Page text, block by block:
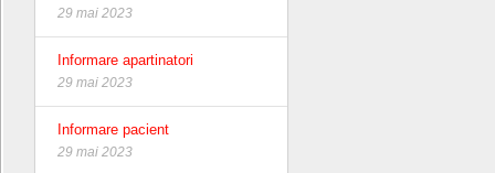
29 mai 2023
Informare apartinatori
29 mai 2023
Informare pacient
29 mai 2023